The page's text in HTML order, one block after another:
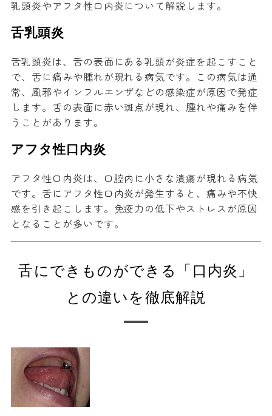
乳頭炎やアフタ性口内炎について解説します。
舌乳頭炎
舌乳頭炎は、舌の表面にある乳頭が炎症を起こすこと
で、舌に痛みや腫れが現れる病気です。この病気は通
常、風邪やインフルエンザなどの感染症が原因で発症
します。舌の表面に赤い斑点が現れ、腫れや痛みを伴
うことがあります。
アフタ性口内炎
アフタ性口内炎は、口腔内に小さな潰瘍が現れる病気
です。舌にアフタ性口内炎が発生すると、痛みや不快
感を引き起こします。免疫力の低下やストレスが原因
となることが多いです。
舌にできものができる「口内炎」
との違いを徹底解説